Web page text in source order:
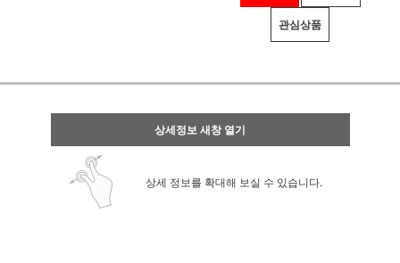
관심상품
상세정보 새창 열기
상세 정보를 확대해 보실 수 있습니다.